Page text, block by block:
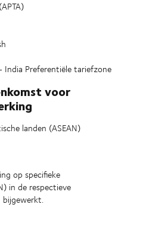
India Preferentiële tariefzone
voor
landen (ASEAN)
op specifieke
in de respectieve
bijgewerkt.